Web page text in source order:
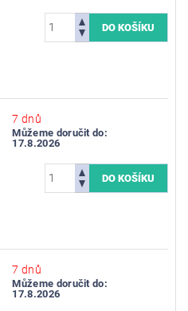
7 dnů
Můžeme doručit do:
17.8.2026
7 dnů
Můžeme doručit do:
17.8.2026